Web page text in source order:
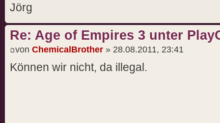
Jörg
Re: Age of Empires 3 unter
von ChemicalBrother » 28.08.2011, 23:41
Können wir nicht, da illegal.